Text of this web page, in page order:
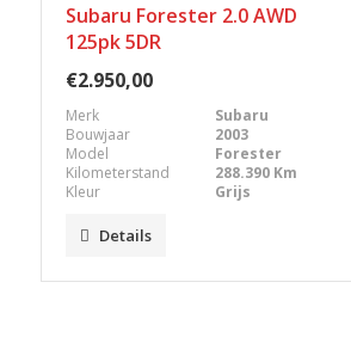
Subaru Forester 2.0 AWD
125pk 5DR
€2.950,00
Merk
Subaru
Bouwjaar
2003
Model
Forester
Kilometerstand
288.390 Km
Kleur
Grijs
Details